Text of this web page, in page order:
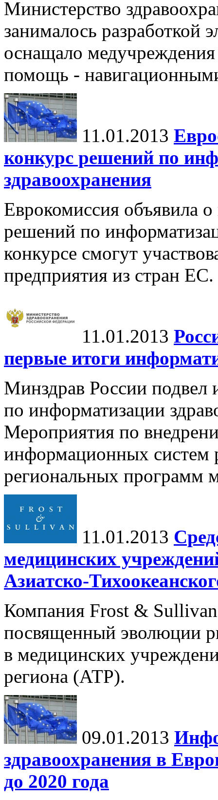
Министерство
занималось разработкой
оснащало
помощь -
11.01.2013
конкурс решений по
здравоохранения
Еврокомиссия объявила о
решений по
конкурсе смогут
предприятия из стран ЕС.
11.01.2013
первые итоги
Минздрав России подвел
по информатизации
Мероприятия по
информационных систем
региональных программ
11.01.2013
медицинских
Азиатско-
Компания Frost &
посвященный эволюции
в медицинских
региона (АТР).
09.01.2013
здравоохранения в
до 2020 года